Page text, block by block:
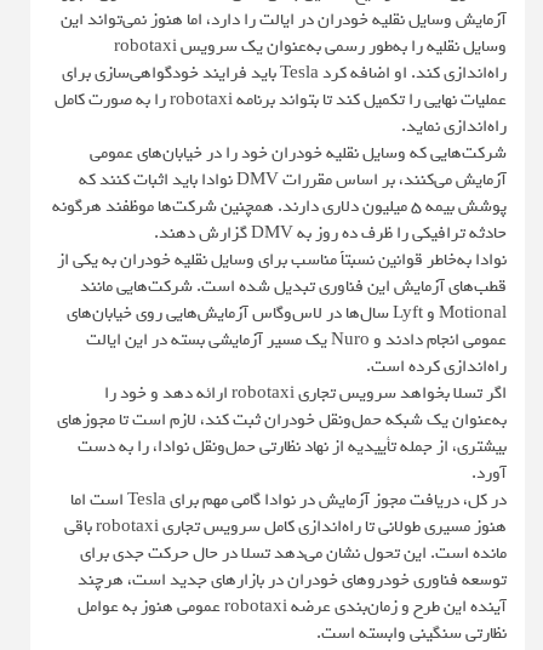
آزمایش وسایل نقلیه خودران در ایالت را دارد، اما هنوز نمی‌تواند این
وسایل نقلیه را به‌طور رسمی به‌عنوان یک سرویس robotaxi
راه‌اندازی کند. او اضافه کرد Tesla باید فرایند خودگواهی‌سازی برای
عملیات نهایی را تکمیل کند تا بتواند برنامه robotaxi را به صورت کامل
راه‌اندازی نماید.
شرکت‌هایی که وسایل نقلیه خودران خود را در خیابان‌های عمومی
آزمایش می‌کنند، بر اساس مقررات DMV نوادا باید اثبات کنند که
پوشش بیمه ۵ میلیون دلاری دارند. همچنین شرکت‌ها موظفند هرگونه
حادثه ترافیکی را ظرف ده روز به DMV گزارش دهند.
نوادا به‌خاطر قوانین نسبتاً مناسب برای وسایل نقلیه خودران به یکی از
قطب‌های آزمایش این فناوری تبدیل شده است. شرکت‌هایی مانند
Motional و Lyft سال‌ها در لاس‌وگاس آزمایش‌هایی روی خیابان‌های
عمومی انجام دادند و Nuro یک مسیر آزمایشی بسته در این ایالت
راه‌اندازی کرده است.
اگر تسلا بخواهد سرویس تجاری robotaxi ارائه دهد و خود را
به‌عنوان یک شبکه حمل‌ونقل خودران ثبت کند، لازم است تا مجوزهای
بیشتری، از جمله تأییدیه از نهاد نظارتی حمل‌ونقل نوادا، را به دست
آورد.
در کل، دریافت مجوز آزمایش در نوادا گامی مهم برای Tesla است اما
هنوز مسیری طولانی تا راه‌اندازی کامل سرویس تجاری robotaxi باقی
مانده است. این تحول نشان می‌دهد تسلا در حال حرکت جدی برای
توسعه فناوری خودروهای خودران در بازارهای جدید است، هرچند
آینده این طرح و زمان‌بندی عرضه robotaxi عمومی هنوز به عوامل
نظارتی سنگینی وابسته است.